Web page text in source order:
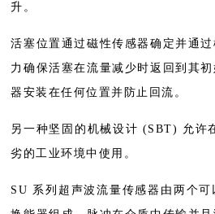
升。
活塞位置通过磁性传感器确定并通
力确保活塞在流量减少时返回到其
器安装在任何位置并防止回流。
另一种坚固的机械设计 (SBT) 允许
劣的工业环境中使用。
SU 系列超声波流量传感器由两个